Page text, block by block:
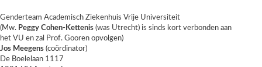
Genderteam Academisch Ziekenhuis Vrije Universiteit
(Mw. Peggy Cohen-Kettenis (was Utrecht) is sinds kort verbonden aan
het VU en zal Prof. Gooren opvolgen)
Jos Meegens (coördinator)
De Boelelaan 1117